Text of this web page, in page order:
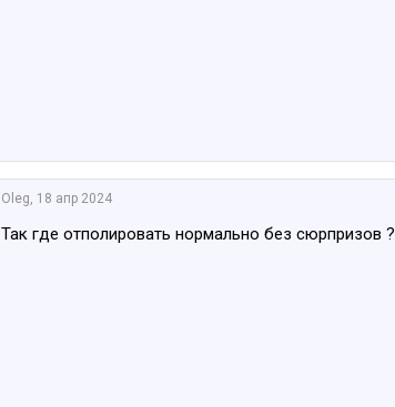
Oleg 18 апр 2024
Так где отполировать нормально без сюрпризов ?